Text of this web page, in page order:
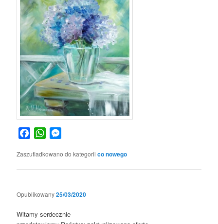
FacebookWhatsApp
Zaszufladkowano do kategorii co nowego
Opublikowany25/03/2020
Witamy serdecznie